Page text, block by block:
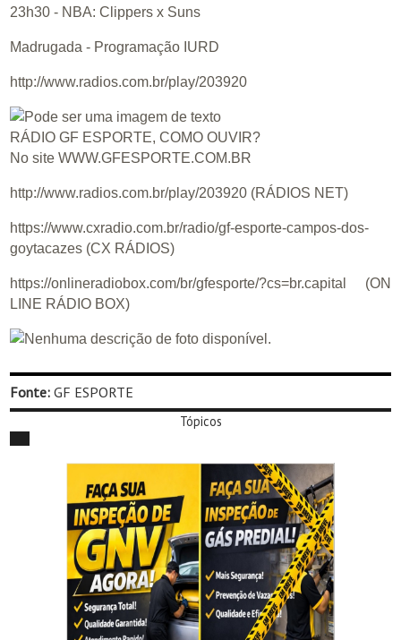
23h30 - NBA: Clippers x Suns
Madrugada - Programação IURD
http://www.radios.com.br/play/203920
RÁDIO GF ESPORTE, COMO OUVIR?
No site WWW.GFESPORTE.COM.BR
http://www.radios.com.br/play/203920 (RÁDIOS NET)
https://www.cxradio.com.br/radio/gf-esporte-campos-dos-
goytacazes (CX RÁDIOS)
https://onlineradiobox.com/br/gfesporte/?cs=br.capital (ON
LINE RÁDIO BOX)
Fonte: GF ESPORTE
Tópicos